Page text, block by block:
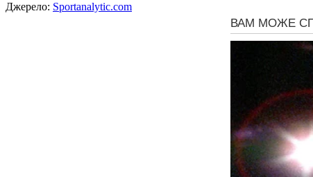
Джерело: Sportanalytic.com